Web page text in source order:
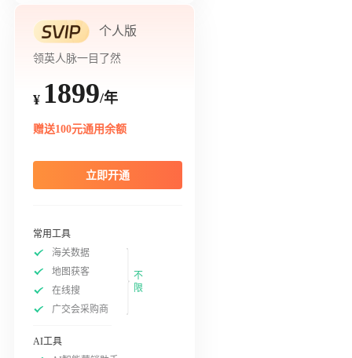
个人版
领英人脉一目了然
¥ 1899/年
赠送100元通用余额
立即开通
常用工具
海关数据
地图获客
在线搜
广交会采购商
不
限
AI工具